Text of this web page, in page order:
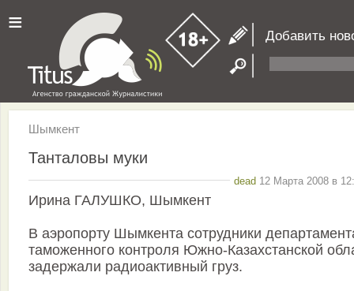
≡ Добавить
Шымкент
Танталовы муки
dead 12 Марта 2008 в
Ирина ГАЛУШКО, Шымкент
В аэропорту Шымкента сотрудники
таможенного контроля Южно-Казахстанской
задержали радиоактивный груз.